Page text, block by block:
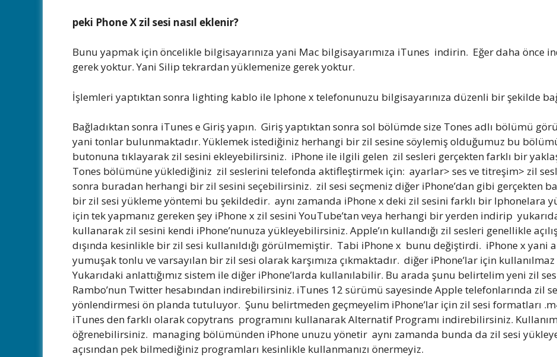
peki Phone X zil sesi nasıl eklenir?
Bunu yapmak için öncelikle bilgisayarınıza yani Mac bilgisayarımıza iTunes indirin. Eğer daha önce
gerek yoktur. Yani Silip tekrardan yüklemenize gerek yoktur.
İşlemleri yaptıktan sonra lighting kablo ile Iphone x telefonunuzu bilgisayarınıza düzenli bir şekilde
Bağladıktan sonra iTunes e Giriş yapın. Giriş yaptıktan sonra sol bölümde size Tones adlı bölümü
yani tonlar bulunmaktadır. Yüklemek istediğiniz herhangi bir zil sesine söylemiş olduğumuz bu
butonuna tıklayarak zil sesini ekleyebilirsiniz. iPhone ile ilgili gelen zil sesleri gerçekten farklı bir
Tones bölümüne yüklediğiniz zil seslerini telefonda aktifleştirmek için: ayarlar> ses ve titreşim> zil
sonra buradan herhangi bir zil sesini seçebilirsiniz. zil sesi seçmeniz diğer iPhone’dan gibi gerçekten
bir zil sesi yükleme yöntemi bu şekildedir. aynı zamanda iPhone x deki zil sesini farklı bir Iphonelara
için tek yapmanız gereken şey iPhone x zil sesini YouTube’tan veya herhangi bir yerden indirip
kullanarak zil sesini kendi iPhone’nunuza yükleyebilirsiniz. Apple’ın kullandığı zil sesleri genellikle
dışında kesinlikle bir zil sesi kullanıldığı görülmemiştir. Tabi iPhone x bunu değiştirdi. iPhone x yani
yumuşak tonlu ve varsayılan bir zil sesi olarak karşımıza çıkmaktadır. diğer iPhone’lar için
Yukarıdaki anlattığımız sistem ile diğer iPhone’larda kullanılabilir. Bu arada şunu belirtelim yeni zil
Rambo’nun Twitter hesabından indirebilirsiniz. iTunes 12 sürümü sayesinde Apple telefonlarında zil
yönlendirmesi ön planda tutuluyor. Şunu belirtmeden geçmeyelim iPhone’lar için zil sesi formatları
iTunes den farklı olarak copytrans programını kullanarak Alternatif Programı indirebilirsiniz.
öğrenebilirsiniz. managing bölümünden iPhone unuzu yönetir aynı zamanda bunda da zil sesi
açısından pek bilmediğiniz programları kesinlikle kullanmanızı önermeyiz.